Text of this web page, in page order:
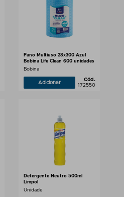
Pano Multiuso 28x300 Azul
Bobina Life Clean 600 unidades
Bobina
Adicionar
Cód.
172550
Detergente Neutro 500ml
Limpol
Unidade